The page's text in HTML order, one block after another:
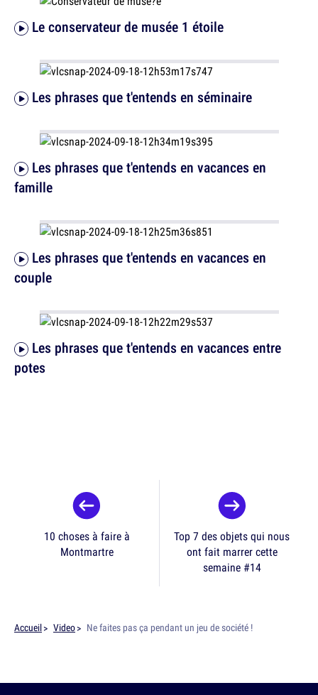
Le conservateur de musée 1 étoile
famille
potes
Les phrases que t'entends en séminaire
couple
10 choses à faire à
Montmartre
Top 7 des objets qui nous
ont fait marrer cette
semaine #14
Accueil Video Ne faites pas ça pendant un jeu de société !